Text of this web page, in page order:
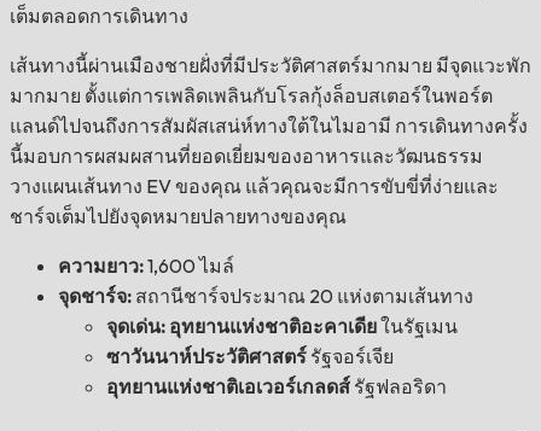
เต็มตลอดการเดินทาง
เส้นทางนี้ผ่านเมืองชายฝั่งที่มีประวัติศาสตร์มากมาย มีจุดแวะพัก
มากมาย ตั้งแต่การเพลิดเพลินกับโรลกุ้งล็อบสเตอร์ในพอร์ต
แลนด์ไปจนถึงการสัมผัสเสน่ห์ทางใต้ในไมอามี การเดินทางครั้ง
นี้มอบการผสมผสานที่ยอดเยี่ยมของอาหารและวัฒนธรรม
วางแผนเส้นทาง EV ของคุณ แล้วคุณจะมีการขับขี่ที่ง่ายและ
ชาร์จเต็มไปยังจุดหมายปลายทางของคุณ
ความยาว:1,600 ไมล์
จุดชาร์จ: สถานีชาร์จประมาณ 20 แห่งตามเส้นทาง
จุดเด่น: อุทยานแห่งชาติอะคาเดียในรัฐเมน
ซาวันนาห์ประวัติศาสตร์ รัฐจอร์เจีย
อุทยานแห่งชาติเอเวอร์เกลดส์ รัฐฟลอริดา